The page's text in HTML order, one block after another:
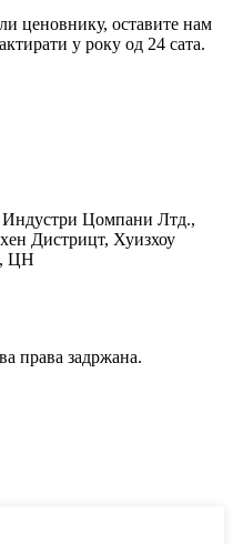
ценовнику, оставите нам
у року од 24 сата.
Индустри Цомпани Лтд.,
Дистрицт, Хуизхоу
ЦН
права задржана.